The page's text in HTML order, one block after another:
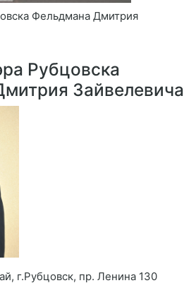
Фельдмана Дмитрия
Рубцовска
Зайвелевича
г.Рубцовск, пр. Ленина 130